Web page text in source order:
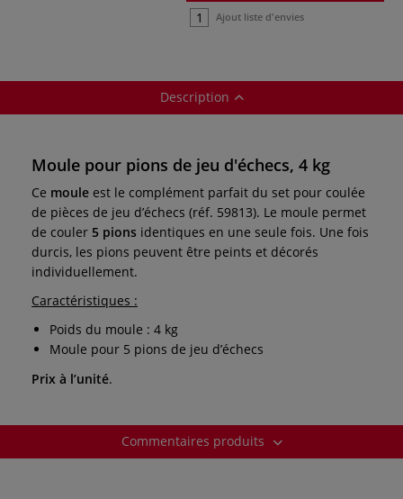
Ajout liste d'envies
Description
Moule pour pions de jeu d'échecs, 4 kg
Ce moule est le complément parfait du set pour coulée
de pièces de jeu d’échecs (réf. 59813). Le moule permet
de couler 5 pions identiques en une seule fois. Une fois
durcis, les pions peuvent être peints et décorés
individuellement.
Caractéristiques :
Poids du moule : 4 kg
Moule pour 5 pions de jeu d’échecs
Prix à l’unité.
Commentaires produits